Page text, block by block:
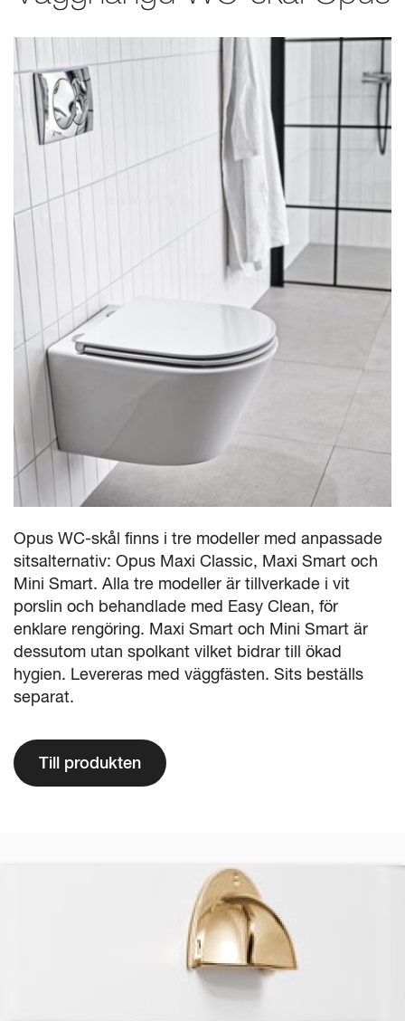
Opus WC-skål finns i tre modeller med anpassade
sitsalternativ: Opus Maxi Classic, Maxi Smart och
Mini Smart. Alla tre modeller är tillverkade i vit
porslin och behandlade med Easy Clean, för
enklare rengöring. Maxi Smart och Mini Smart är
dessutom utan spolkant vilket bidrar till ökad
hygien. Levereras med väggfästen. Sits beställs
separat.
Till produkten